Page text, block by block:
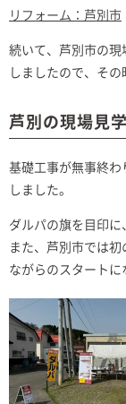
リフォーム：芦別市
続いて、芦別市の現
しましたので、その
芦別の現場見
基礎工事が無事終わ
しました。
ダルパの旗を目印に
また、芦別市では
ながらのスタートに